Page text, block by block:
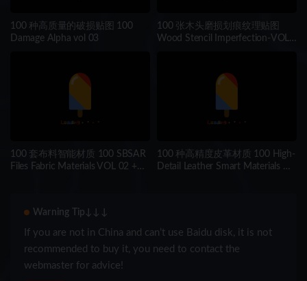
100 种高质量的破损贴图 100
Damage Alpha vol 03
100 张木头磨损划痕纹理贴图
Wood Stencil Imperfection-VOL
100 套布料智能材质 100 SBSAR
Files Fabric Materials VOL 02 +
100 种高精度皮革材质 100 High-
Detail Leather Smart Materials &
Warning Tip↓↓↓
If you are not in China and can’t use Baidu disk, it is not
recommended to buy it, you need to contact the
webmaster for advice!